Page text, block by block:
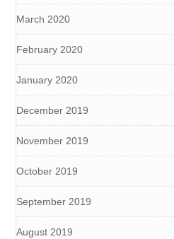
March 2020
February 2020
January 2020
December 2019
November 2019
October 2019
September 2019
August 2019